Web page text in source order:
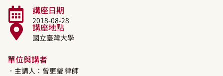
講座日期
2018-08-28
講座地點
國立臺灣大學
單位與講者
．主講人： 曾更瑩 律師